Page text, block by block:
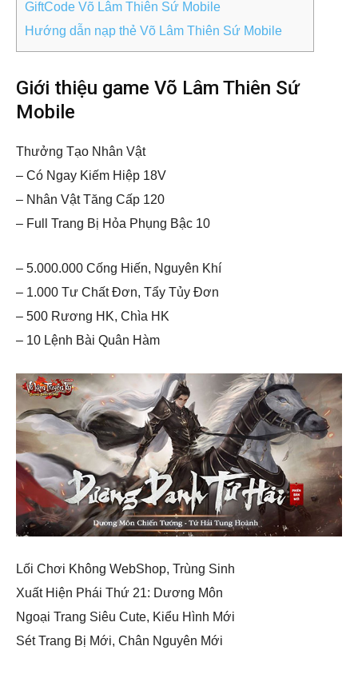
GiftCode Võ Lâm Thiên Sứ Mobile
Hướng dẫn nạp thẻ Võ Lâm Thiên Sứ Mobile
Giới thiệu game Võ Lâm Thiên Sứ
Mobile
Thưởng Tạo Nhân Vật
– Có Ngay Kiếm Hiệp 18V
– Nhân Vật Tăng Cấp 120
– Full Trang Bị Hỏa Phụng Bậc 10
– 5.000.000 Cống Hiến, Nguyên Khí
– 1.000 Tư Chất Đơn, Tẩy Tủy Đơn
– 500 Rương HK, Chìa HK
– 10 Lệnh Bài Quân Hàm
Lối Chơi Không WebShop, Trùng Sinh
Xuất Hiện Phái Thứ 21: Dương Môn
Ngoại Trang Siêu Cute, Kiểu Hình Mới
Sét Trang Bị Mới, Chân Nguyên Mới